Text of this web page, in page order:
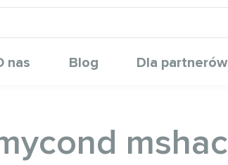
nas Blog Dla partnerów
mshac